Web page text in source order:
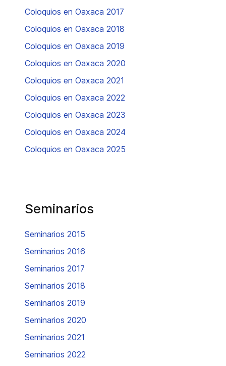
Coloquios en Oaxaca 2017
Coloquios en Oaxaca 2018
Coloquios en Oaxaca 2019
Coloquios en Oaxaca 2020
Coloquios en Oaxaca 2021
Coloquios en Oaxaca 2022
Coloquios en Oaxaca 2023
Coloquios en Oaxaca 2024
Coloquios en Oaxaca 2025
Seminarios
Seminarios 2015
Seminarios 2016
Seminarios 2017
Seminarios 2018
Seminarios 2019
Seminarios 2020
Seminarios 2021
Seminarios 2022